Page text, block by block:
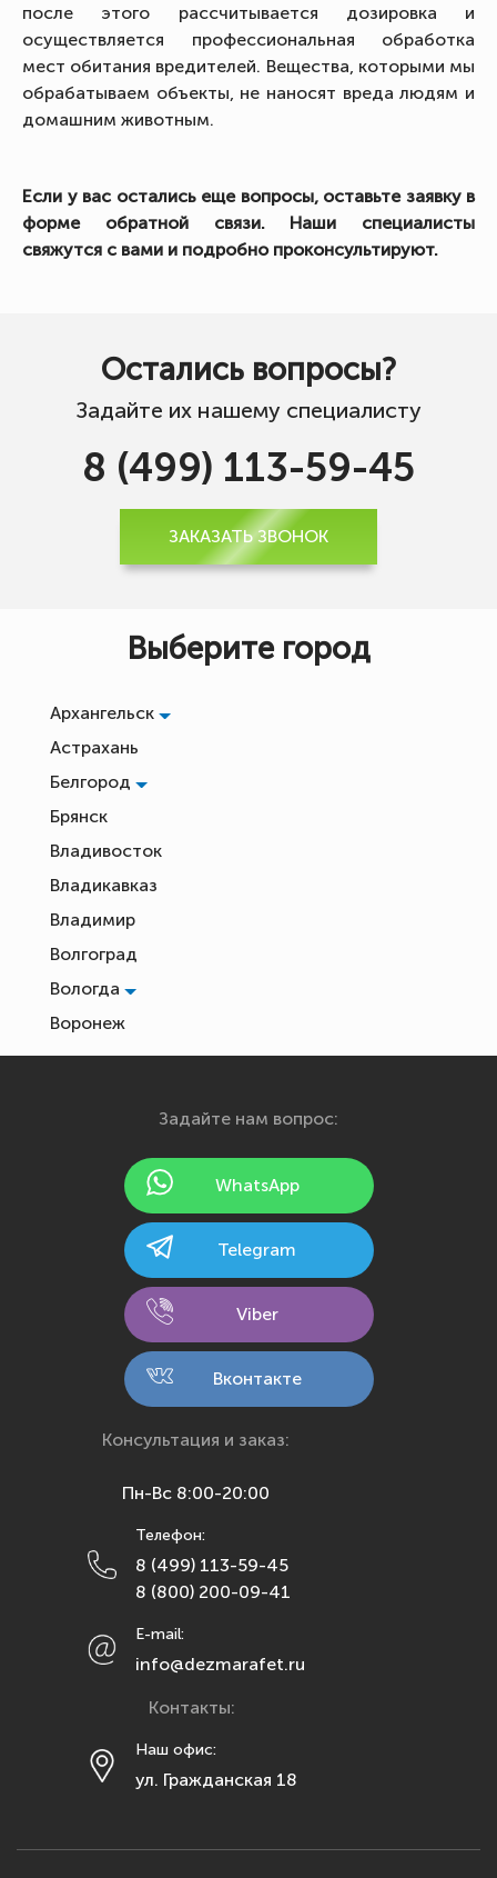
после этого рассчитывается дозировка и
осуществляется профессиональная обработка
мест обитания вредителей. Вещества, которыми мы
обрабатываем объекты, не наносят вреда людям и
домашним животным.
Если у вас остались еще вопросы, оставьте заявку в
форме обратной связи. Наши специалисты
свяжутся с вами и подробно проконсультируют.
Остались вопросы?
Задайте их нашему специалисту
8 (499) 113-59-45
ЗАКАЗАТЬ ЗВОНОК
Выберите город
Архангельск
Астрахань
Белгород
Брянск
Владивосток
Владикавказ
Владимир
Волгоград
Вологда
Воронеж
Екатеринбург
Йошкар-Ола
Калининград
Кемерово
Кострома
Краснодар
Красноярск
Махачкала
Москва
Набережные Челны
Нижний Новгород
Новосибирск
Омск
Пенза
Задайте нам вопрос:
WhatsApp
Telegram
Viber
Вконтакте
Консультация и заказ:
Пн-Вс 8:00-20:00
Телефон:
8 (499) 113-59-45
8 (800) 200-09-41
E-mail:
info@dezmarafet.ru
Контакты:
Наш офис:
ул. Гражданская 18